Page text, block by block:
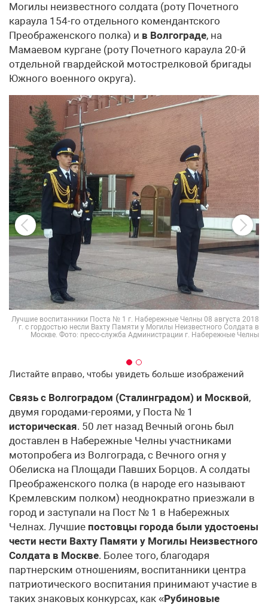
Могилы неизвестного солдата (роту Почетного
караула 154-го отдельного комендантского
Преображенского полка) и в Волгограде, на
Мамаевом кургане (роту Почетного караула 20-й
отдельной гвардейской мотострелковой бригады
Южного военного округа).
Лучшие воспитанники Поста № 1 г. Набережные Челны 08 августа 2018
г. с гордостью несли Вахту Памяти у Могилы Неизвестного Солдата в
Москве. Фото: пресс-служба Администрации г. Набережные Челны
Листайте вправо, чтобы увидеть больше изображений
Связь с Волгоградом (Сталинградом) и Москвой,
двумя городами-героями, у Поста № 1
историческая. 50 лет назад Вечный огонь был
доставлен в Набережные Челны участниками
мотопробега из Волгограда, с Вечного огня у
Обелиска на Площади Павших Борцов. А солдаты
Преображенского полка (в народе его называют
Кремлевским полком) неоднократно приезжали в
город и заступали на Пост № 1 в Набережных
Челнах. Лучшие постовцы города были удостоены
чести нести Вахту Памяти у Могилы Неизвестного
Солдата в Москве. Более того, благодаря
партнерским отношениям, воспитанники центра
патриотического воспитания принимают участие в
таких знаковых конкурсах, как «Рубиновые